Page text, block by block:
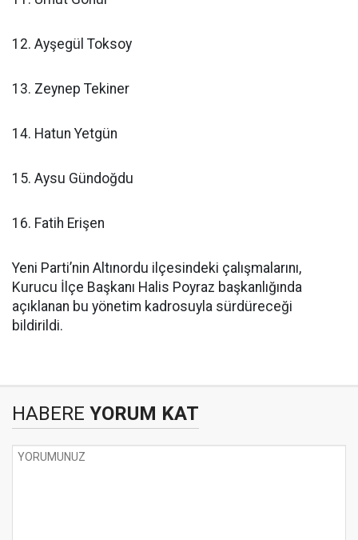
12. Ayşegül Toksoy
13. Zeynep Tekiner
14. Hatun Yetgün
15. Aysu Gündoğdu
16. Fatih Erişen
Yeni Parti’nin Altınordu ilçesindeki çalışmalarını,
Kurucu İlçe Başkanı Halis Poyraz başkanlığında
açıklanan bu yönetim kadrosuyla sürdüreceği
bildirildi.
HABERE YORUM KAT